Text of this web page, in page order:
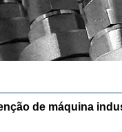
de máquina